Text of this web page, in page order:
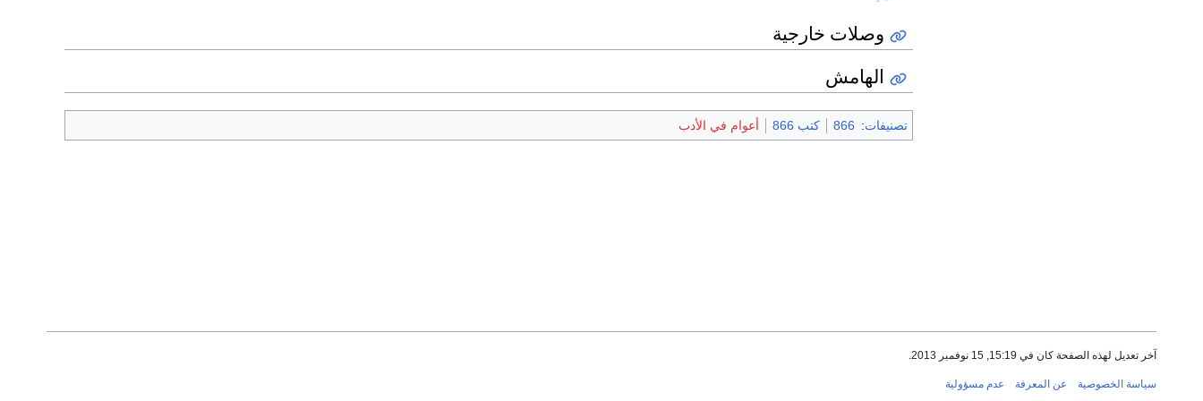
وصلات خارجية
الهامش
تصنيفات:
866 كتب 866 أعوام في الأدب
آخر تعديل لهذه الصفحة كان في 15:19, 15 نوفمبر 2013.
سياسة الخصوصية عن المعرفة عدم مسؤولية